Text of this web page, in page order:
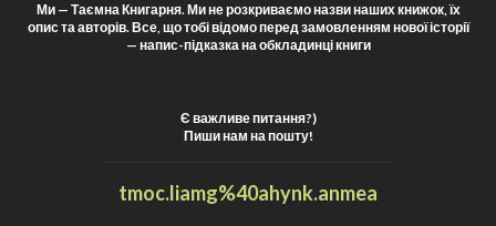
Ми — Таємна Книгарня. Ми не розкриваємо назви наших книжок, їх
опис та авторів. Все, що тобі відомо перед замовленням нової історії
— напис-підказка на обкладинці книги
Є важливе питання?)
Пиши нам на пошту!
tmoc.liamg%40ahynk.anmea